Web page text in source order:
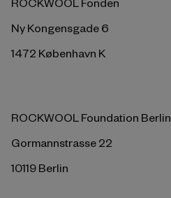
Ny Kongensgade 6
1472 København K
ROCKWOOL Foundation Berlin
Gormannstrasse 22
10119 Berlin